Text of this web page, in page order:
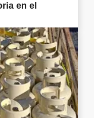
en el